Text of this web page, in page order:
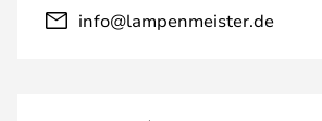
info@lampenmeister.de